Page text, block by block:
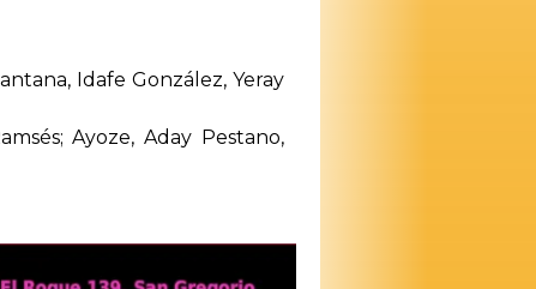
Idafe González, Yeray
Ayoze, Aday Pestano,